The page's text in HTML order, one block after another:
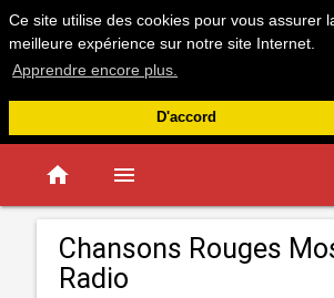
Ce site utilise des cookies pour vous assurer
meilleure expérience sur notre site Internet.
Apprendre encore plus.
D'accord
home menu
Chansons Rouges
Radio